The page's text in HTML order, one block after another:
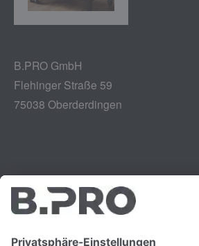
B.PRO GmbH
Flehinger Straße 59
75038 Oberderdingen
Impressum
Datenschutz